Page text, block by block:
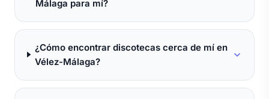
Málaga para mí?
¿Cómo encontrar discotecas cerca de mí en
Vélez-Málaga?